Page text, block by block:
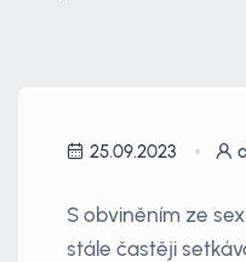
25.09.2023
S obviněním ze
stále častěji